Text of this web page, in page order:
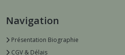
Navigation
Présentation Biographie
CGV & Délais